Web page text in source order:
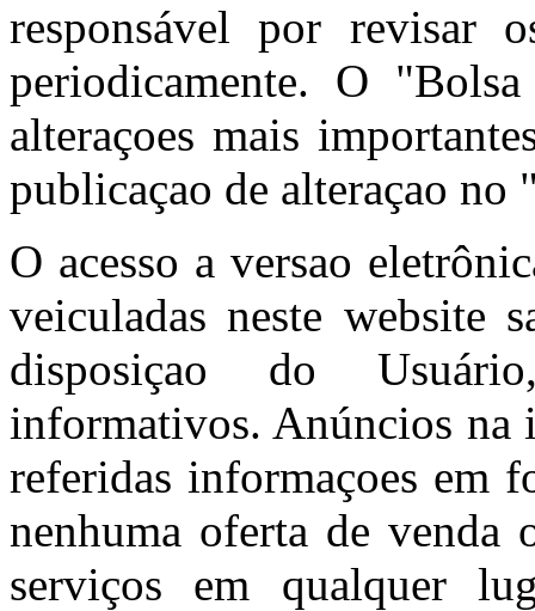
responsável por revisar
periodicamente. O
alteraçoes mais
publicaçao de alteraçao
O acesso a versao
veiculadas neste website
disposiçao do
informativos. Anúncios na
referidas informaçoes em
nenhuma oferta de venda
serviços em qualquer